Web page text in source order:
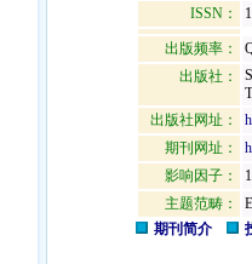
ISSN：
出版频率：
出版社：
出版社网址：
期刊网址：
影响因子：
主题范畴：
期刊简介